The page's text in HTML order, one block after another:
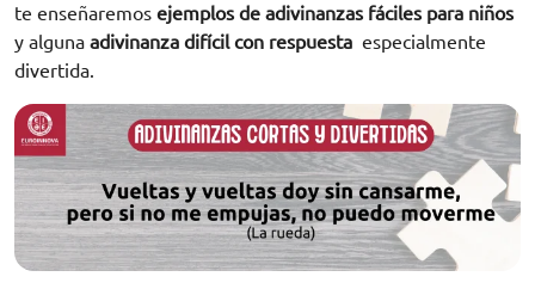
te enseñaremos ejemplos de adivinanzas fáciles para niños
y alguna adivinanza difícil con respuesta especialmente
divertida.